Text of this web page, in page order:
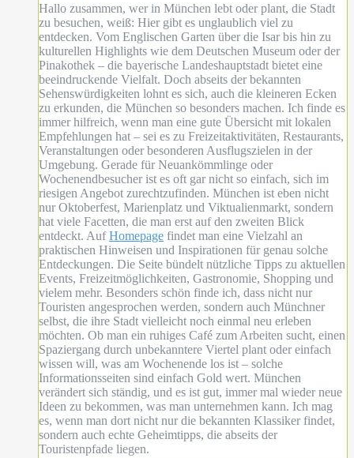
Hallo zusammen, wer in München lebt oder plant, die Stadt
zu besuchen, weiß: Hier gibt es unglaublich viel zu
entdecken. Vom Englischen Garten über die Isar bis hin zu
kulturellen Highlights wie dem Deutschen Museum oder der
Pinakothek – die bayerische Landeshauptstadt bietet eine
beeindruckende Vielfalt. Doch abseits der bekannten
Sehenswürdigkeiten lohnt es sich, auch die kleineren Ecken
zu erkunden, die München so besonders machen. Ich finde es
immer hilfreich, wenn man eine gute Übersicht mit lokalen
Empfehlungen hat – sei es zu Freizeitaktivitäten, Restaurants,
Veranstaltungen oder besonderen Ausflugszielen in der
Umgebung. Gerade für Neuankömmlinge oder
Wochenendbesucher ist es oft gar nicht so einfach, sich im
riesigen Angebot zurechtzufinden. München ist eben nicht
nur Oktoberfest, Marienplatz und Viktualienmarkt, sondern
hat viele Facetten, die man erst auf den zweiten Blick
entdeckt. AufHomepage findet man eine Vielzahl an
praktischen Hinweisen und Inspirationen für genau solche
Entdeckungen. Die Seite bündelt nützliche Tipps zu aktuellen
Events, Freizeitmöglichkeiten, Gastronomie, Shopping und
vielem mehr. Besonders schön finde ich, dass nicht nur
Touristen angesprochen werden, sondern auch Münchner
selbst, die ihre Stadt vielleicht noch einmal neu erleben
möchten. Ob man ein ruhiges Café zum Arbeiten sucht, einen
Spaziergang durch unbekanntere Viertel plant oder einfach
wissen will, was am Wochenende los ist – solche
Informationsseiten sind einfach Gold wert. München
verändert sich ständig, und es ist gut, immer mal wieder neue
Ideen zu bekommen, was man unternehmen kann. Ich mag
es, wenn man dort nicht nur die bekannten Klassiker findet,
sondern auch echte Geheimtipps, die abseits der
Touristenpfade liegen.